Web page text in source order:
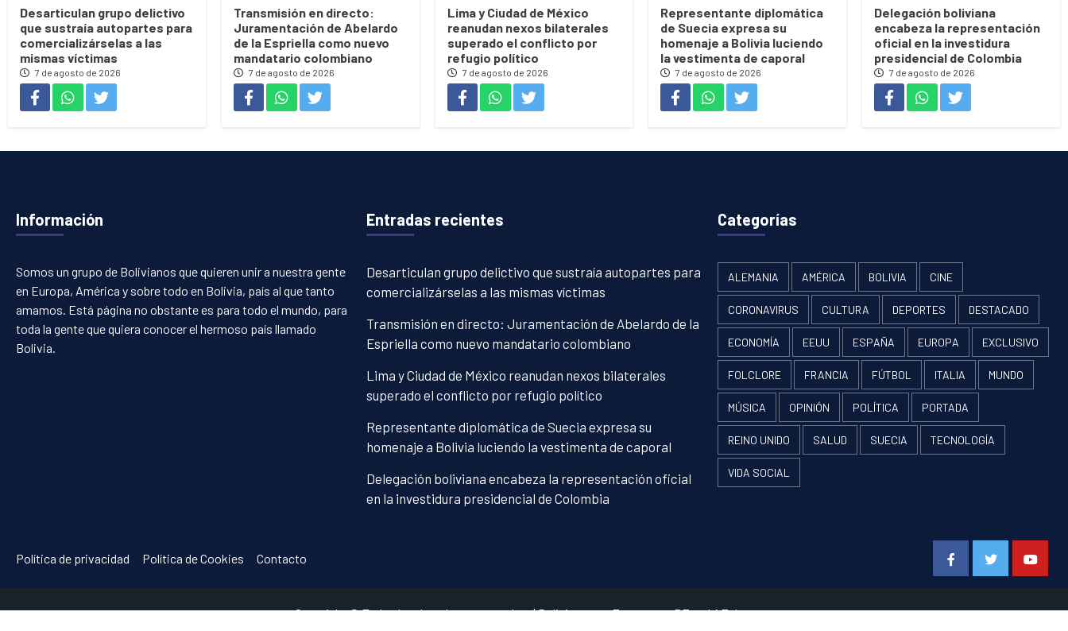
Desarticulan grupo delictivo
que sustraía autopartes para
comercializárselas a las
mismas víctimas
7 de agosto de 2026
Transmisión en directo:
Juramentación de Abelardo
de la Espriella como nuevo
mandatario colombiano
7 de agosto de 2026
Lima y Ciudad de México
reanudan nexos bilaterales
superado el conflicto por
refugio político
7 de agosto de 2026
Representante diplomática
de Suecia expresa su
homenaje a Bolivia luciendo
la vestimenta de caporal
7 de agosto de 2026
Delegación boliviana
encabeza la representación
oficial en la investidura
presidencial de Colombia
7 de agosto de 2026
Información
Somos un grupo de Bolivianos que quieren unir a nuestra gente
en Europa, América y sobre todo en Bolivia, país al que tanto
amamos. Está página no obstante es para todo el mundo, para
toda la gente que quiera conocer el hermoso país llamado
Bolivia.
Entradas recientes
Desarticulan grupo delictivo que sustraía autopartes para
comercializárselas a las mismas víctimas
Transmisión en directo: Juramentación de Abelardo de la
Espriella como nuevo mandatario colombiano
Lima y Ciudad de México reanudan nexos bilaterales
superado el conflicto por refugio político
Representante diplomática de Suecia expresa su
homenaje a Bolivia luciendo la vestimenta de caporal
Delegación boliviana encabeza la representación oficial
en la investidura presidencial de Colombia
Categorías
ALEMANIA AMÉRICA BOLIVIA CINE
CORONAVIRUS CULTURA DEPORTES DESTACADO
ECONOMÍA EEUU ESPAÑA EUROPA EXCLUSIVO
FOLCLORE FRANCIA FÚTBOL ITALIA MUNDO
MÚSICA OPINIÓN POLÍTICA PORTADA
REINO UNIDO SALUD SUECIA TECNOLOGÍA
VIDA SOCIAL
Política de privacidad Política de Cookies Contacto FacebookTwitter Youtube
Copyright © Todos los derechos reservados.|Bolivianos en Europapor RF and AF themes.